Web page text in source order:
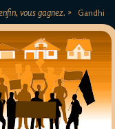
vous gagnez. » Gandhi